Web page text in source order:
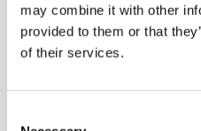
may combine it with other
provided to them or that
of their services.
Begränsning av vilken
ha rätt att ta del av
På vilket sätt
Påföljder vid brott mot